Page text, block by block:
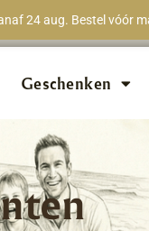
24 aug. Bestel vóór
Geschenken